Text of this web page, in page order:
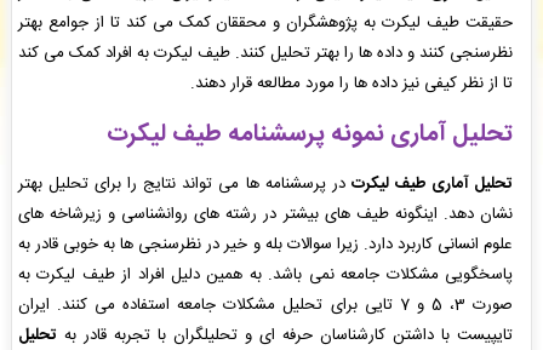
شهریار شهریار: پیش فاکتور شما با موفقیت پرداخت شد و سفارش تایپ، صفحه آرایی شما در
حال انجام است. - ( جمعه ۰۵/۰۵/۱۶ ۲۳:۴۳:۱۳)
ررویا عبدالهی
: پرداخت فاکتور نهایی شما با موفقیت انجام شد، میتوانید فایل ترجمه، شده خود را
دانلود نمایید. -( جمعه ۰۵/۰۵/۱۶ ۲۳:۳۴:۱۷)
جمعه ۰۵/۰۵/۱۶ ۲۳:۲۹:۵۳)
حقیقت طیف لیکرت به پژوهشگران و محققان کمک می کند تا از جوامع بهتر
نظرسنجی کنند و داده ها را بهتر تحلیل کنند. طیف لیکرت به افراد کمک می کند
تا از نظر کیفی نیز داده ها را مورد مطالعه قرار دهند.
تحلیل آماری نمونه پرسشنامه طیف لیکرت
تحلیل آماری طیف لیکرت در پرسشنامه ها می تواند نتایج را برای تحلیل بهتر
نشان دهد. اینگونه طیف های بیشتر در رشته های روانشناسی و زیرشاخه های
علوم انسانی کاربرد دارد. زیرا سوالات بله و خیر در نظرسنجی ها به خوبی قادر به
پاسخگویی مشکلات جامعه نمی باشد. به همین دلیل افراد از طیف لیکرت به
صورت 3، 5 و 7 تایی برای تحلیل مشکلات جامعه استفاده می کنند. ایران
تایپیست با داشتن کارشناسان حرفه ای و تحلیلگران با تجربه قادر به تحلیل